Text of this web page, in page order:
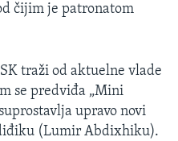
čijim je patronatom
traži od aktuelne vlade
se predviđa „Mini
upravo novi
(Lumir Abdixhiku).